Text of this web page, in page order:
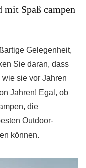
Spaß campen
Gelegenheit,
Sie daran, dass
sie vor Jahren
Jahren! Egal, ob
die
Outdoor-
können.